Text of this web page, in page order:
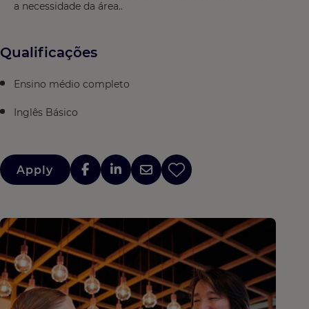
a necessidade da área..
Qualificações
Ensino médio completo
Inglês Básico
Apply